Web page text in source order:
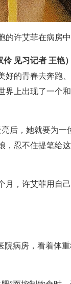
的许艾菲在病房
伶 见习记者 王艳
好的青春去奔跑
上出现了一个
，她就要为一
，忍不住提笔给
，许艾菲用自
房，看着体重